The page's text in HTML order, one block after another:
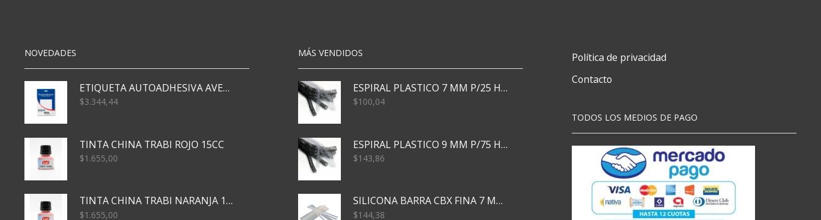
NOVEDADES
ETIQUETA AUTOADHESIVA AVERY 3026 30H 20 X 70
$3.344,44
TINTA CHINA TRABI ROJO 15CC
$1.655,00
TINTA CHINA TRABI NARANJA 15CC
$1.655,00
MÁS VENDIDOS
ESPIRAL PLASTICO 7 MM P/25 HJS X50x3000
$100,04
ESPIRAL PLASTICO 9 MM P/75 HJS X50X2400
$143,86
SILICONA BARRA CBX FINA 7 MM 28 CM
$144,38
Política de privacidad
Contacto
TODOS LOS MEDIOS DE PAGO